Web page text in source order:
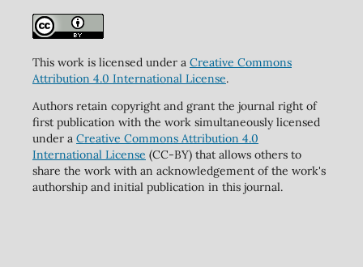
This work is licensed under a Creative Commons
Attribution 4.0 International License.
Authors retain copyright and grant the journal right of
first publication with the work simultaneously licensed
under a Creative Commons Attribution 4.0
International License (CC-BY) that allows others to
share the work with an acknowledgement of the work's
authorship and initial publication in this journal.